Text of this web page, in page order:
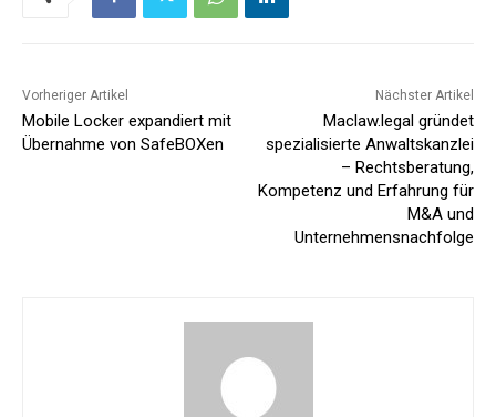
Vorheriger Artikel
Mobile Locker expandiert mit
Übernahme von SafeBOXen
Nächster Artikel
Maclaw.legal gründet
spezialisierte Anwaltskanzlei
– Rechtsberatung,
Kompetenz und Erfahrung für
M&A und
Unternehmensnachfolge